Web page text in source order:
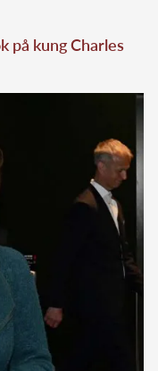
på kung Charles